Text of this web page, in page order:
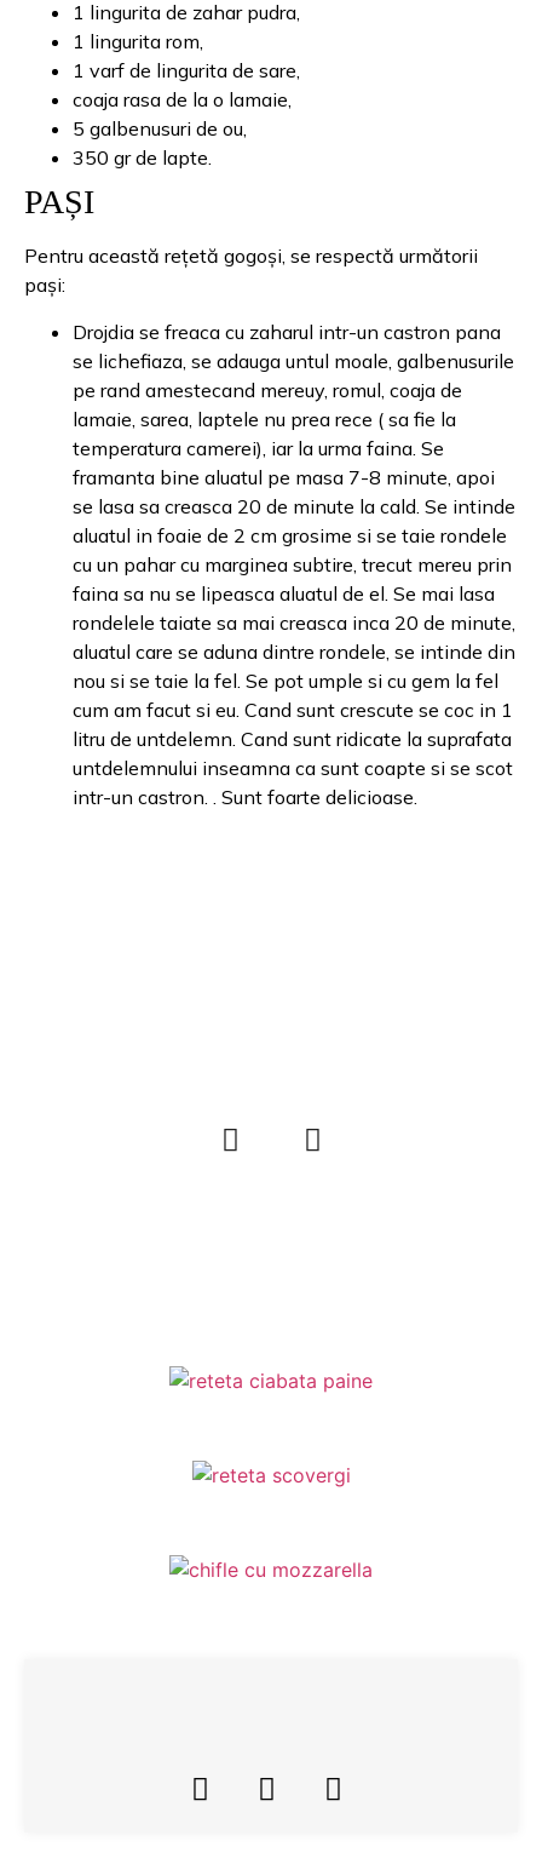
1 lingurita de zahar pudra,
1 lingurita rom,
1 varf de lingurita de sare,
coaja rasa de la o lamaie,
5 galbenusuri de ou,
350 gr de lapte.
PAȘI
Pentru această rețetă gogoși, se respectă următorii
pași:
Drojdia se freaca cu zaharul intr-un castron pana
se lichefiaza, se adauga untul moale, galbenusurile
pe rand amestecand mereuy, romul, coaja de
lamaie, sarea, laptele nu prea rece ( sa fie la
temperatura camerei), iar la urma faina. Se
framanta bine aluatul pe masa 7-8 minute, apoi
se lasa sa creasca 20 de minute la cald. Se intinde
aluatul in foaie de 2 cm grosime si se taie rondele
cu un pahar cu marginea subtire, trecut mereu prin
faina sa nu se lipeasca aluatul de el. Se mai lasa
rondelele taiate sa mai creasca inca 20 de minute,
aluatul care se aduna dintre rondele, se intinde din
nou si se taie la fel. Se pot umple si cu gem la fel
cum am facut si eu. Cand sunt crescute se coc in 1
litru de untdelemn. Cand sunt ridicate la suprafata
untdelemnului inseamna ca sunt coapte si se scot
intr-un castron. . Sunt foarte delicioase.